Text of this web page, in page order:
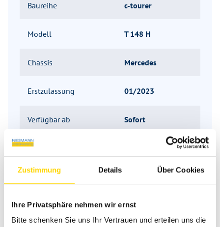
Zustimmung Details Über Cookies
Ihre Privatsphäre nehmen wir ernst
Bitte schenken Sie uns Ihr Vertrauen und erteilen uns die
Baureihe c-tourer
Modell T 148 H
Chassis Mercedes
Erstzulassung 01/2023
Verfügbar ab Sofort
Kilometerstand
Aufbauart
Kraftstoff Diesel